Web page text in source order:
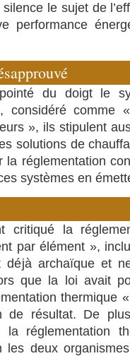
le sujet de
performance
du doigt le
considéré comme
», ils stipulent
solutions de
réglementation
systèmes en
critiqué la
par élément »,
archaïque et
que la loi avait
thermique
de résultat. De
la réglementation
les deux